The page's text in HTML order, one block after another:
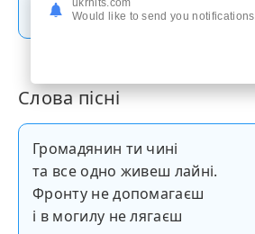
Слова пісні
Громадянин ти чині
та все одно живеш лайні.
Фронту не допомагаєш
і в могилу не лягаєш
ukrhits.com
Would like to send you notifications